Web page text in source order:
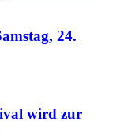
24.
wird zur